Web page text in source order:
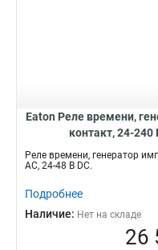
Eaton Реле времени,
контакт, 24-240
Реле времени, генератор
АС, 24-48 В DC.
Подробнее
Наличие: Нет на складе
26